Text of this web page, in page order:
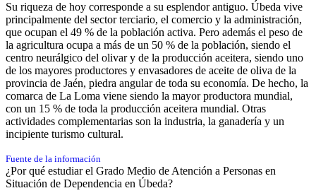
Su riqueza de hoy corresponde a su esplendor antiguo. Úbeda vive
principalmente del sector terciario, el comercio y la administración,
que ocupan el 49 % de la población activa. Pero además el peso de
la agricultura ocupa a más de un 50 % de la población, siendo el
centro neurálgico del olivar y de la producción aceitera, siendo uno
de los mayores productores y envasadores de aceite de oliva de la
provincia de Jaén, piedra angular de toda su economía. De hecho, la
comarca de La Loma viene siendo la mayor productora mundial,
con un 15 % de toda la producción aceitera mundial. Otras
actividades complementarias son la industria, la ganadería y un
incipiente turismo cultural.
Fuente de la información
¿Por qué estudiar el Grado Medio de Atención a Personas en
Situación de Dependencia en Úbeda?